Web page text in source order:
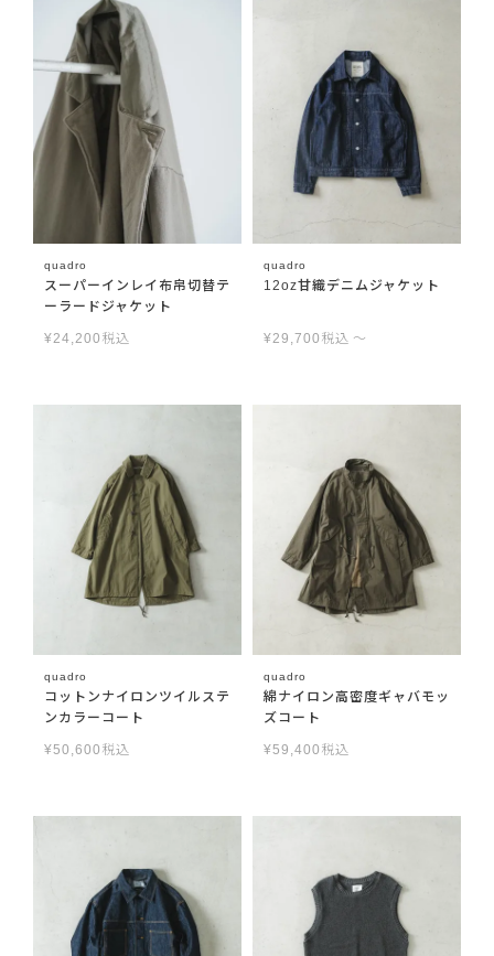
quadro
スーパーインレイ布帛切替テ
ーラードジャケット
¥24,200 税込
quadro
12oz甘織デニムジャケット
¥29,700 税込 〜
quadro
コットンナイロンツイルステ
ンカラーコート
¥50,600 税込
quadro
綿ナイロン高密度ギャバモッ
ズコート
¥59,400 税込